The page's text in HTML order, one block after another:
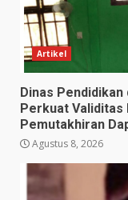
Artikel
Dinas Pendidikan
Perkuat Validitas
Pemutakhiran
Agustus 8, 2026